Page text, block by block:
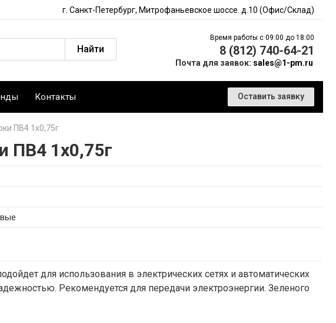
г. Санкт-Петербург, Митрофаньевское шоссе. д.10 (Офис/Склад)
Найти
Время работы с 09:00 до 18:00
8 (812) 740-64-21
Почта для заявок: sales@1-pm.ru
Контакты Оставить заявку
ПВ4 1х0,75г
ПВ4 1х0,75г
для использования в электрических сетях и автоматических
Рекомендуется для передачи электроэнергии. Зеленого